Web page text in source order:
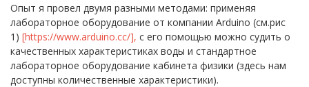
Опыт я провел двумя разными методами: применяя
лабораторное оборудование от компании Arduino (см.рис
1) [https://www.arduino.cc/], с его помощью можно судить о
качественных характеристиках воды и стандартное
лабораторное оборудование кабинета физики (здесь нам
доступны количественные характеристики).